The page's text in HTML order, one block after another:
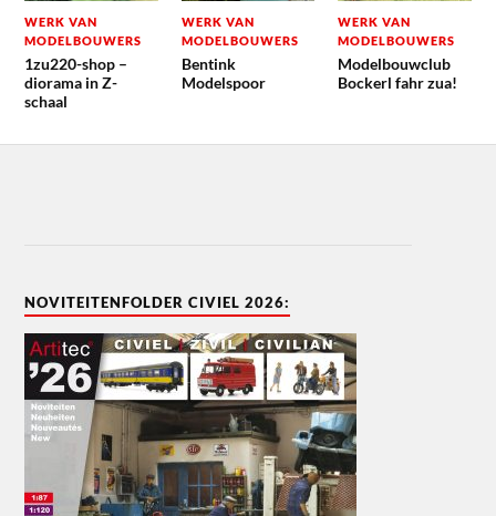
WERK VAN
MODELBOUWERS
1zu220-shop –
diorama in Z-
schaal
WERK VAN
MODELBOUWERS
Bentink
Modelspoor
WERK VAN
MODELBOUWERS
Modelbouwclub
Bockerl fahr zua!
NOVITEITENFOLDER CIVIEL 2026: